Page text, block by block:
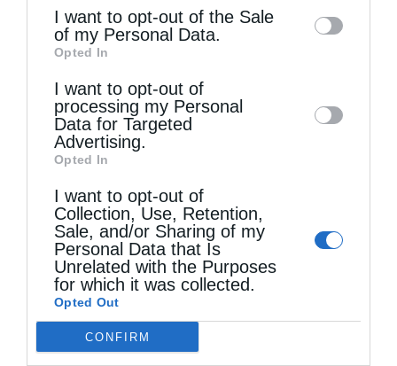
information may also be disclosed by us to
third parties on theIAB’s List of
Downstream Participants
disclose it to other third parties.
I want to opt-out of the Sale
of my Personal Data.
Opted In
I want to opt-out of
processing my Personal
Data for Targeted
Advertising.
Opted In
I want to opt-out of
Collection, Use, Retention,
Sale, and/or Sharing of my
Personal Data that Is
Unrelated with the Purposes
for which it was collected.
Opted Out
CONFIRM
Τελευταία άρθρα
Κακό και εκδίκηση
Χειροτονία Διακόνου από τον Αρχιεπίσκοπο
Αυστραλίας στην Ιερά Επισκοπή Χώρας
Δημητριάδος Ιγνάτιος: «Ο Χριστός μάς έδειξε το
μέλλον μας» – Με λαμπρότητα εορτάστηκε στον
Βόλο η Μεταμόρφωση